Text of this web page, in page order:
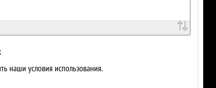
наши условия использования.